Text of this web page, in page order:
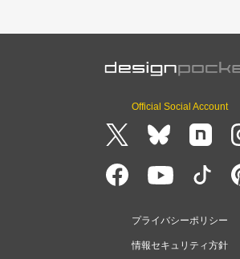
Official Social Account
プライバシーポリシー
情報セキュリティ方針